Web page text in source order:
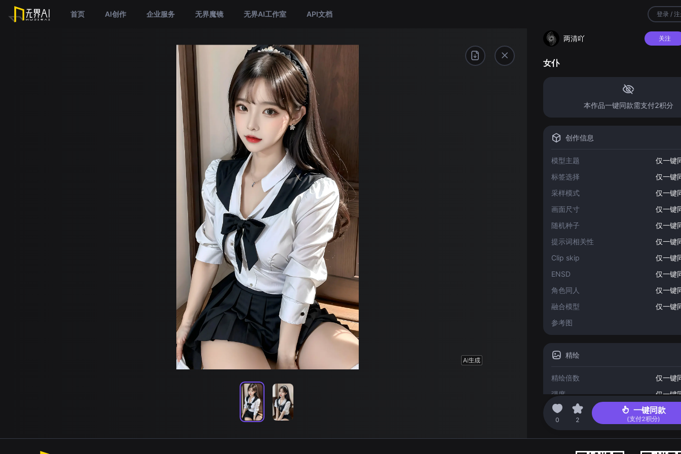
首页 AI创作 企业服务 无界魔镜 无界AI工作室 API文档 登录 /
两清吖 关注
女仆
本作品一键同款需支付2积分
创作信息
模型主题
仅一键
标签选择
仅一键
采样模式
仅一键
画面尺寸
仅一键
随机种子
仅一键
提示词相关性
仅一键
Clip skip
仅一键
ENSD
仅一键
角色同人
仅一键
融合模型
仅一键
参考图
精绘
精绘倍数
仅一键
强度
仅一键
2023-08-07 16:04
0 2
一键同款
(支付2积分)